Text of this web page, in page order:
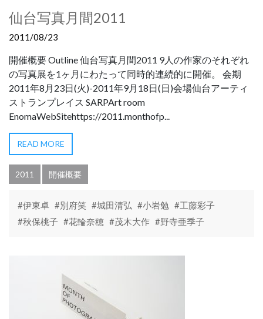
仙台写真月間2011
2011/08/23
開催概要 Outline 仙台写真月間2011 9人の作家のそれぞれ
の写真展を1ヶ月にわたって同時的連続的に開催。 会期
2011年8月23日(火)-2011年9月18日(日)会場仙台アーティ
ストランプレイス SARPArt room
EnomaWebSitehttps://2011.monthofp...
READ MORE
2011 開催概要
#伊東卓 #別府笑 #城田清弘 #小岩勉 #工藤彩子
#秋保桃子 #花輪奈穂 #茂木大作 #野寺亜季子